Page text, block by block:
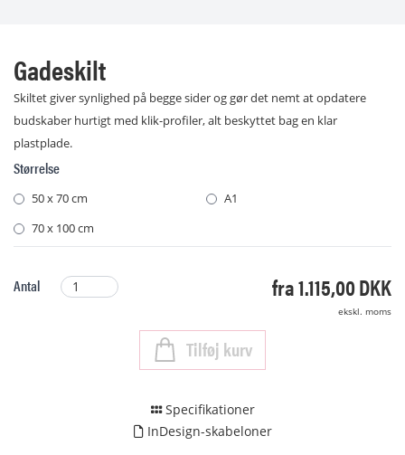
Gadeskilt
Skiltet giver synlighed på begge sider og gør det nemt at opdatere
budskaber hurtigt med klik-profiler, alt beskyttet bag en klar
plastplade.
Størrelse
50 x 70 cm
A1
70 x 100 cm
Antal fra 1.115,00 DKK
ekskl. moms
Tilføj kurv
Specifikationer
InDesign-skabeloner